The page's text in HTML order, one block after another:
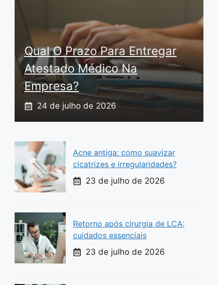
Qual O Prazo Para Entregar
Atestado Médico Na
Empresa?
24 de julho de 2026
Acne antiga: como suavizar
cicatrizes e irregularidades?
23 de julho de 2026
Retorno após cirurgia de LCA:
cuidados essenciais
23 de julho de 2026